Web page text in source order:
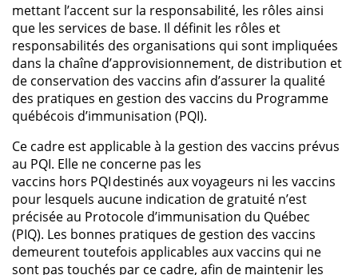
mettant l’accent sur la responsabilité, les rôles ainsi
que les services de base. Il définit les rôles et
responsabilités des organisations qui sont impliquées
dans la chaîne d’approvisionnement, de distribution et
de conservation des vaccins afin d’assurer la qualité
des pratiques en gestion des vaccins du Programme
québécois d’immunisation (PQI).
Ce cadre est applicable à la gestion des vaccins prévus
au PQI. Elle ne concerne pas les
vaccins hors PQI destinés aux voyageurs ni les vaccins
pour lesquels aucune indication de gratuité n’est
précisée au Protocole d’immunisation du Québec
(PIQ). Les bonnes pratiques de gestion des vaccins
demeurent toutefois applicables aux vaccins qui ne
sont pas touchés par ce cadre, afin de maintenir les